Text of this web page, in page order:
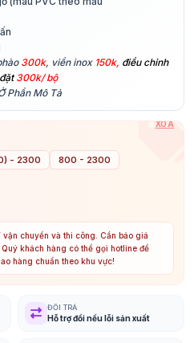
300k, viền inox 150k, điều chỉnh
300k/ bộ
Phần Mô Tả
- 2300 800 - 2300
XÓA
vận chuyển và thi công. Cần báo giá
khách hàng có thể gọi hotline để
hàng chuẩn theo khu vực!
ĐỔI TRẢ
Hỗ trợ đổi nếu lỗi sản xuất